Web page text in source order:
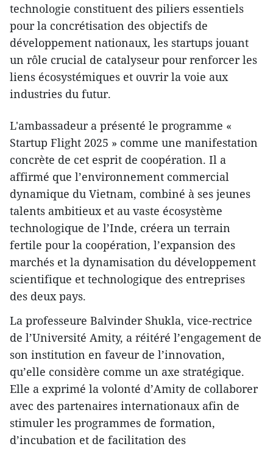
technologie constituent des piliers essentiels
pour la concrétisation des objectifs de
développement nationaux, les startups jouant
un rôle crucial de catalyseur pour renforcer les
liens écosystémiques et ouvrir la voie aux
industries du futur.
L'ambassadeur a présenté le programme «
Startup Flight 2025 » comme une manifestation
concrète de cet esprit de coopération. Il a
affirmé que l’environnement commercial
dynamique du Vietnam, combiné à ses jeunes
talents ambitieux et au vaste écosystème
technologique de l’Inde, créera un terrain
fertile pour la coopération, l’expansion des
marchés et la dynamisation du développement
scientifique et technologique des entreprises
des deux pays.
La professeure Balvinder Shukla, vice-rectrice
de l’Université Amity, a réitéré l’engagement de
son institution en faveur de l’innovation,
qu’elle considère comme un axe stratégique.
Elle a exprimé la volonté d’Amity de collaborer
avec des partenaires internationaux afin de
stimuler les programmes de formation,
d’incubation et de facilitation des